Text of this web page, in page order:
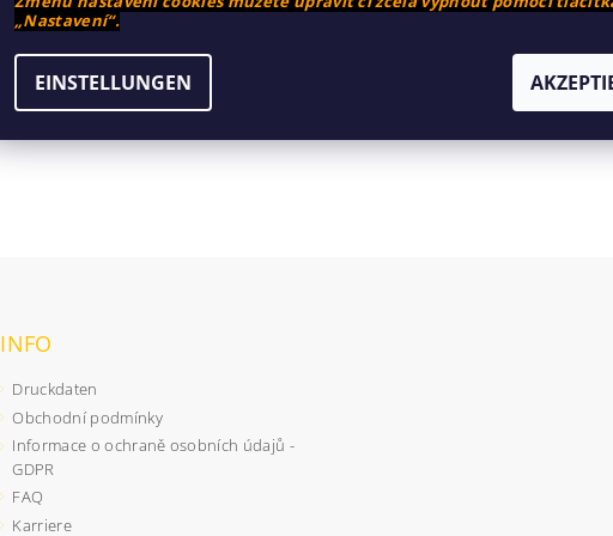
Kommentar hinzufügen
INFO
Druckdaten
Obchodní podmínky
Informace o ochraně osobních údajů -
GDPR
FAQ
Karriere
„Nastavení“.
EINSTELLUNGEN